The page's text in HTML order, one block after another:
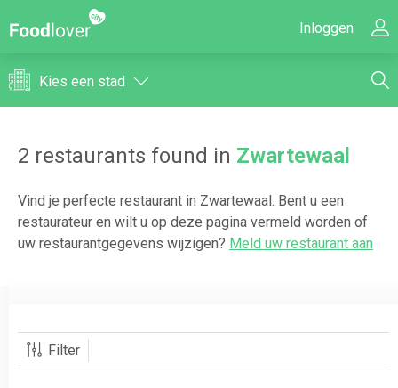
Inloggen
Kies een stad
2 restaurants found in Zwartewaal
Vind je perfecte restaurant in Zwartewaal. Bent u een
restaurateur en wilt u op deze pagina vermeld worden of
uw restaurantgegevens wijzigen? Meld uw restaurant aan
Filter